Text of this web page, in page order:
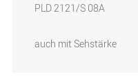
PLD 2121/S 08A
auch mit Sehstärke